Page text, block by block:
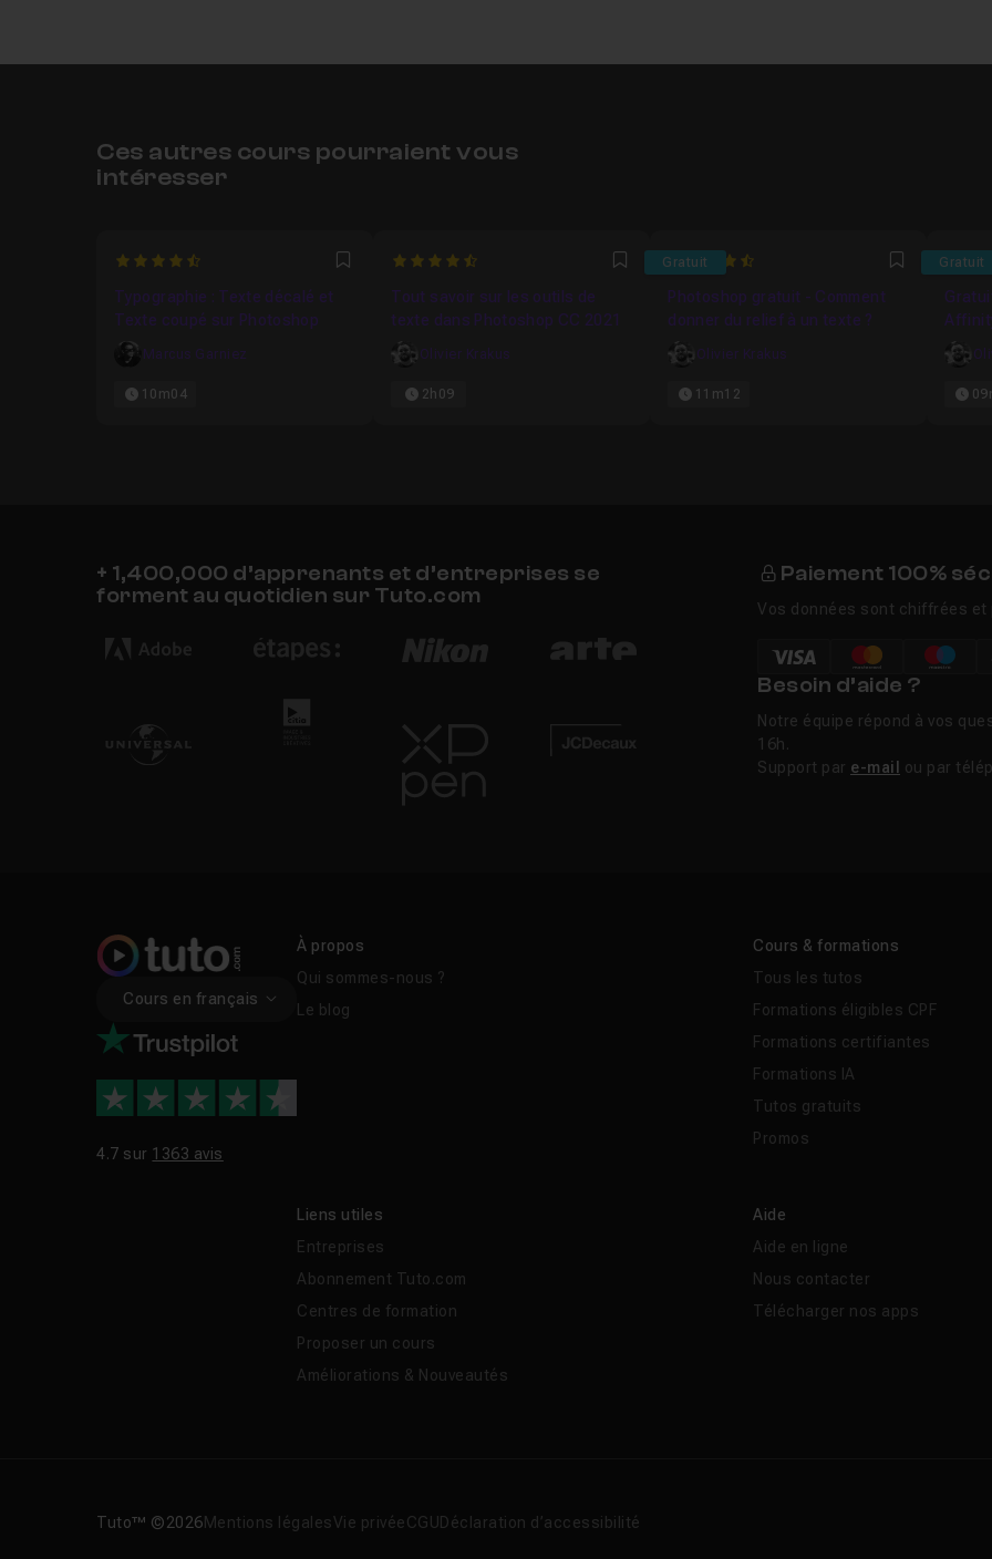
Ces autres cours pourraient vous
intéresser
4.4 Favori
Typographie : Texte décalé et
Texte coupé sur Photoshop
Marcus Garniez
10m04
4.6666666666667 Favori
Tout savoir sur les outils de
texte dans Photoshop CC 2021
Olivier Krakus
2h09
Gratuit
4.3965517241379 Favori
Photoshop gratuit - Comment
donner du relief à un texte ?
Olivier Krakus
11m12
Gratuit
+ 1,400,000 d’apprenants et d’entreprises se
forment au quotidien sur Tuto.com
Paiement 100%
Vos données sont chiffrées
Besoin d’aide ?
Notre équipe répond à vos
16h.
Support par e-mail ou par
Cours en français
4.7 sur 1363 avis
À propos
Qui sommes-nous ?
Le blog
Cours & formations
Tous les tutos
Formations éligibles CPF
Formations certifiantes
Formations IA
Tutos gratuits
Promos
Liens utiles
Entreprises
Abonnement Tuto.com
Centres de formation
Proposer un cours
Améliorations & Nouveautés
Aide
Aide en ligne
Nous contacter
Télécharger nos apps
Tuto™ ©2026Mentions légalesVie privéeCGU Déclaration d’accessibilité